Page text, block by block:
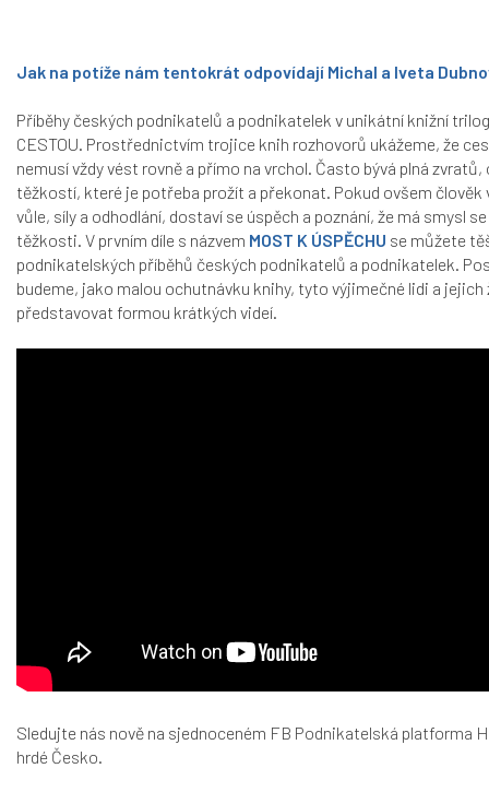
Jak na potíže nám tentokrát odpovídají Michal a Iveta
Příběhy českých podnikatelů a podnikatelek v unikátní knižní
CESTOU. Prostřednictvím trojice knih rozhovorů ukážeme, že
nemusí vždy vést rovně a přímo na vrchol. Často bývá plná zvratů,
těžkostí, které je potřeba prožít a překonat. Pokud ovšem člověk
vůle, síly a odhodlání, dostaví se úspěch a poznání, že má smysl
těžkosti. V prvním díle s názvem MOST K ÚSPĚCHU se můžete
podnikatelských příběhů českých podnikatelů a podnikatelek.
budeme, jako malou ochutnávku knihy, tyto výjimečné lidi a
představovat formou krátkých videí.
Sledujte nás nově na sjednoceném FB Podnikatelská platforma
hrdé Česko.